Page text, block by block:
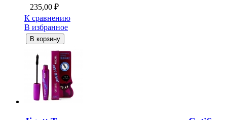
235,00 ₽
К сравнению
В избранное
В корзину